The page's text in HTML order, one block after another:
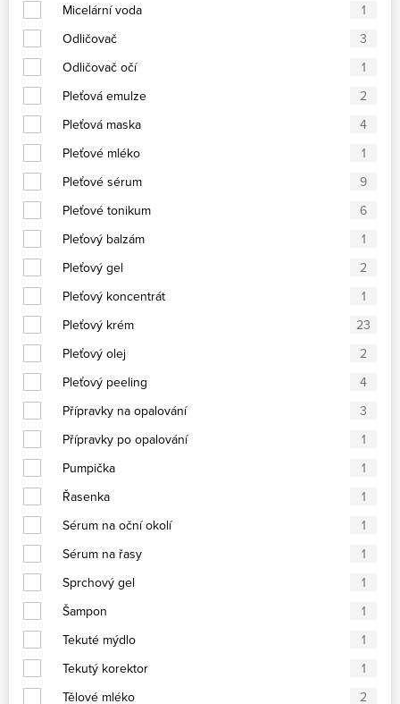
Micelární voda
1
Odličovač
3
Odličovač očí
1
Pleťová emulze
2
Pleťová maska
4
Pleťové mléko
1
Pleťové sérum
9
Pleťové tonikum
6
Pleťový balzám
1
Pleťový gel
2
Pleťový koncentrát
1
Pleťový krém
23
Pleťový olej
2
Pleťový peeling
4
Přípravky na opalování
3
Přípravky po opalování
1
Pumpička
1
Řasenka
1
Sérum na oční okolí
1
Sérum na řasy
1
Sprchový gel
1
Šampon
1
Tekuté mýdlo
1
Tekutý korektor
1
Tělové mléko
2